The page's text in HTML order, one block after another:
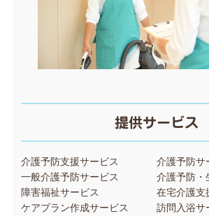
提供サービス
介護予防支援サービス
介護予防サ
一般介護予防サービス
介護予防・
障害福祉サービス
在宅介護支
ケアプラン作成サービス
訪問入浴サ